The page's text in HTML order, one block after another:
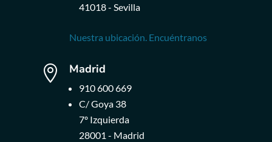
41018 - Sevilla
Nuestra ubicación. Encuéntranos
 Madrid
910 600 669
C/ Goya 38
7º Izquierda
28001 - Madrid